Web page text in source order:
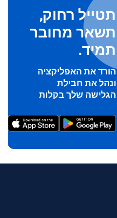
תטייל רחוק,
תשאר מחובר
תמיד.
הורד את האפליקציה
ונהל את חבילת
הגלישה שלך בקלות